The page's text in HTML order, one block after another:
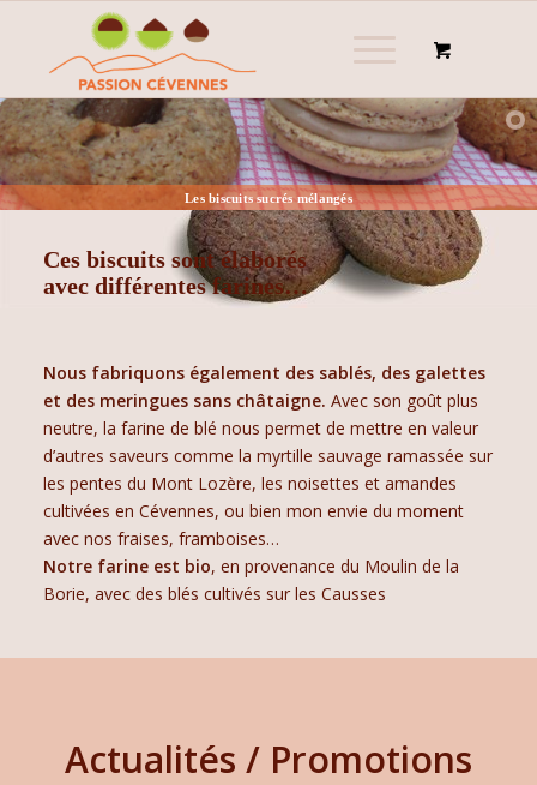
Les biscuits sucrés mélangés
Ces biscuits sont élaborés
avec différentes farines…
Nous fabriquons également des sablés, des galettes
et des meringues sans châtaigne. Avec son goût plus
neutre, la farine de blé nous permet de mettre en valeur
d’autres saveurs comme la myrtille sauvage ramassée sur
les pentes du Mont Lozère, les noisettes et amandes
cultivées en Cévennes, ou bien mon envie du moment
avec nos fraises, framboises…
Notre farine est bio, en provenance du Moulin de la
Borie, avec des blés cultivés sur les Causses
Actualités / Promotions